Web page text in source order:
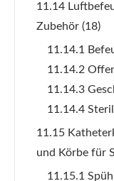
11.14
Zubehör (18)
11.14.1
11.14.2
11.14.3
11.14.4
11.15
und Körbe für
11.15.1